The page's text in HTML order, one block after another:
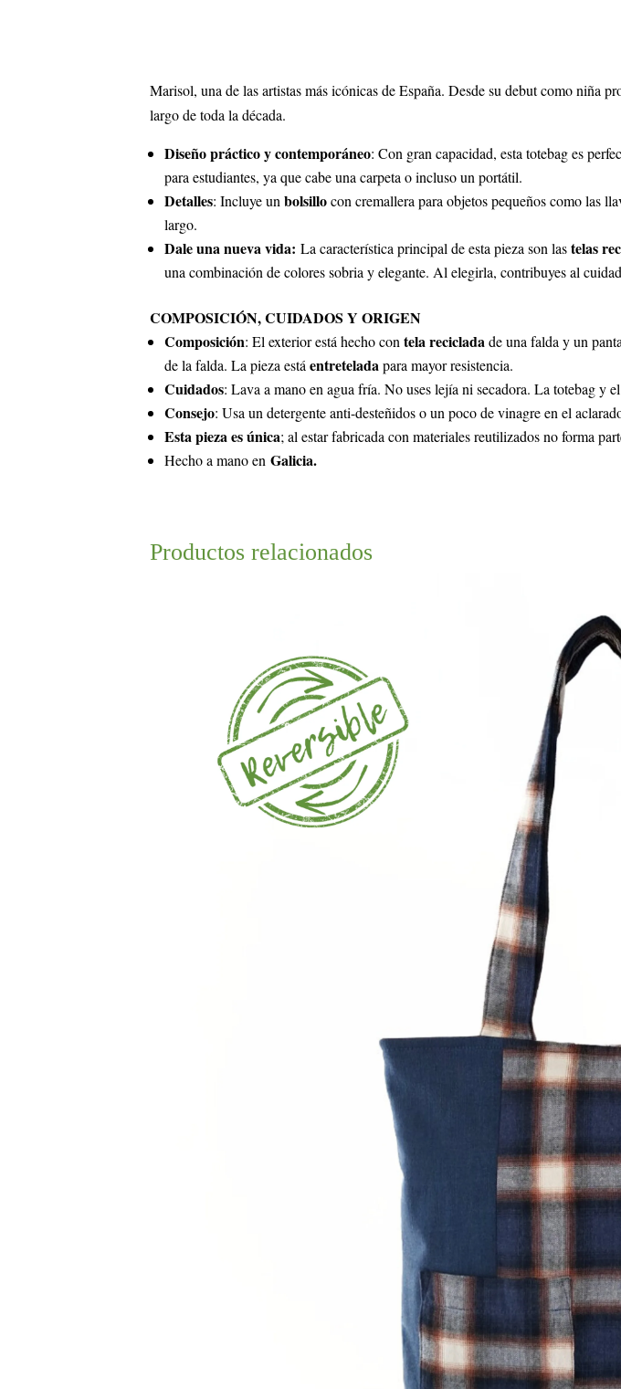
Marisol, una de las artistas más icónicas de España. Desde su debut como
largo de toda la década.
Diseño práctico y contemporáneo: Con gran capacidad, esta totebag es
para estudiantes, ya que cabe una carpeta o incluso un portátil.
Detalles: Incluye unbolsillocon cremallera para objetos pequeños como las
largo.
Dale una nueva vida: La característica principal de esta pieza son lastelas
una combinación de colores sobria y elegante. Al elegirla, contribuyes al
COMPOSICIÓN, CUIDADOS Y ORIGEN
Composición: El exterior está hecho contela reciclada de una falda y un
de la falda. La pieza estáentretelada para mayor resistencia.
Cuidados: Lava a mano en agua fría. No uses lejía ni secadora. La totebag y
Consejo: Usa un detergente anti-desteñidos o un poco de vinagre en el
Esta pieza es única; al estar fabricada con materiales reutilizados no forma
Hecho a mano enGalicia.
Productos relacionados